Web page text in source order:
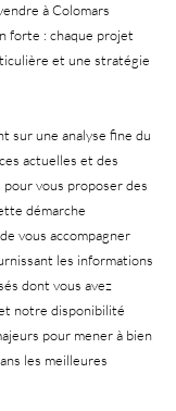
à Colomars
forte : chaque projet
et une stratégie
sur une analyse fine du
actuelles et des
vous proposer des
démarche
vous accompagner
les informations
dont vous avez
notre disponibilité
pour mener à bien
les meilleures